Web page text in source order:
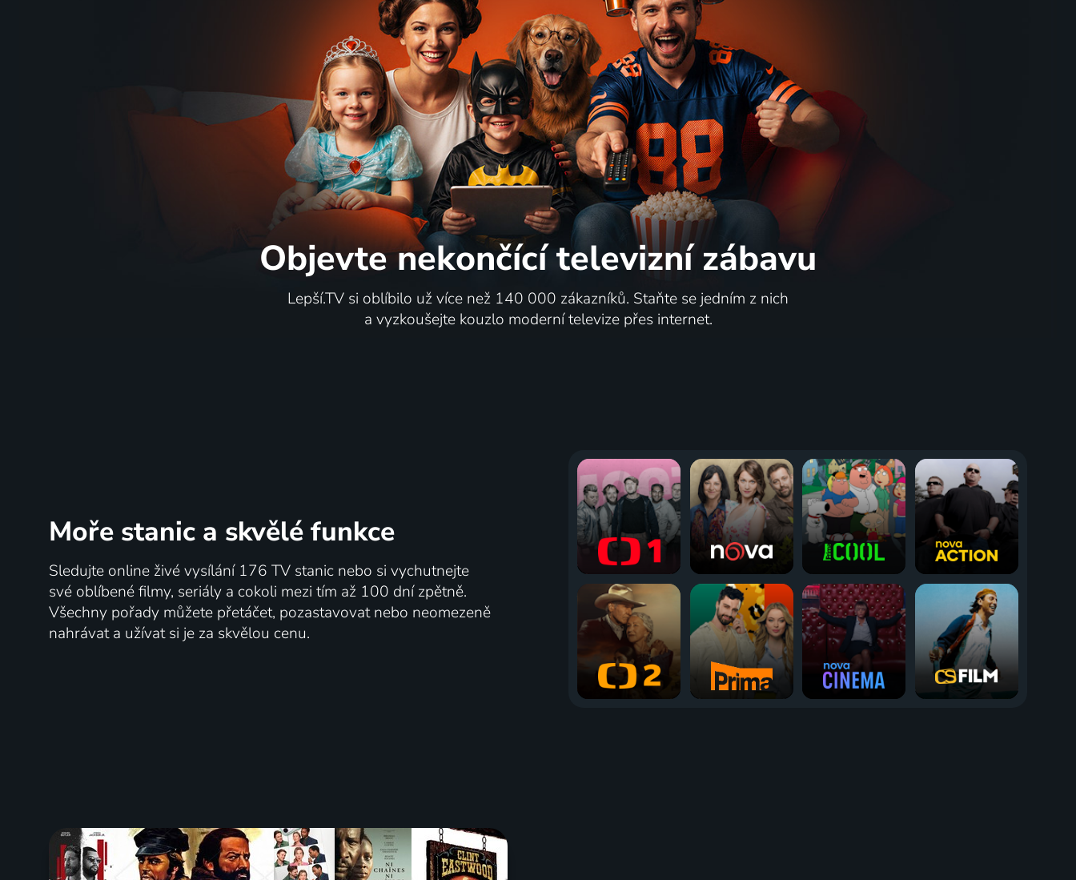
Objevte nekončící televizní zábavu
Lepší.TV si oblíbilo už více než 140 000 zákazníků. Staňte se jedním z nich
a vyzkoušejte kouzlo moderní televize přes internet.
Moře stanic a skvělé funkce
Sledujte online živé vysílání 176 TV stanic nebo si vychutnejte
své oblíbené filmy, seriály a cokoli mezi tím až 100 dní zpětně.
Všechny pořady můžete přetáčet, pozastavovat nebo neomezeně
nahrávat a užívat si je za skvělou cenu.